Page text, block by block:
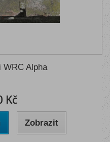
WRC Alpha
Kč
Zobrazit